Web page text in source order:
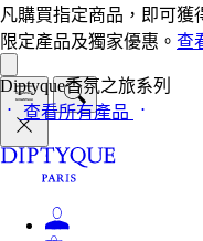
凡購買指定商品，即可獲
限定產品及獨家優惠。 查
Diptyque香氛之旅系列
查看所有產品